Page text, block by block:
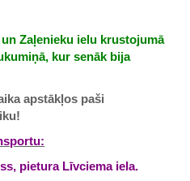
Zaļenieku ielu krustojumā
kur senāk bija
apstākļos paši
pietura Līvciema iela.